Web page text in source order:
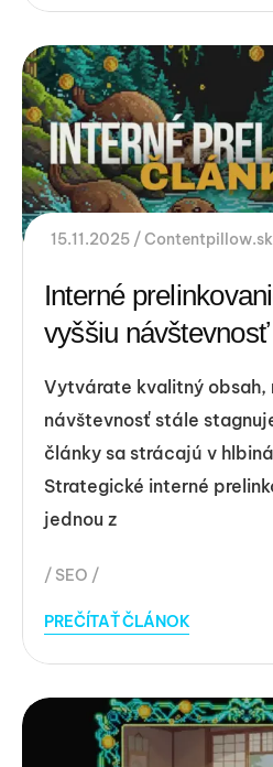
15.11.2025 Contentpillow.sk
Interné
vyššiu
Vytvárate kvalitný obsah,
návštevnosť stále
články sa strácajú v
Strategické interné
jednou z
SEO
PREČÍTAŤ ČLÁNOK